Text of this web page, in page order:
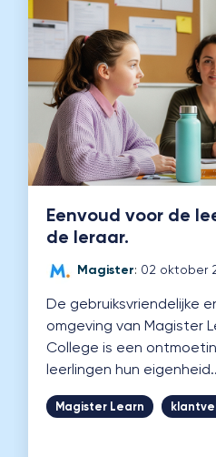
Eenvoud voor de
de leraar.
Magister: 02 oktober
De gebruiksvriendelijke
omgeving van Magister
College is een
leerlingen hun
Magister Learn